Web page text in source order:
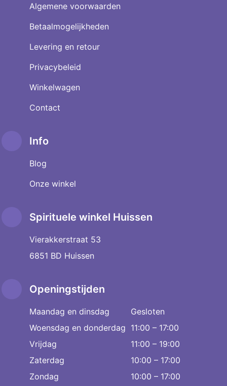
Algemene voorwaarden
Betaalmogelijkheden
Levering en retour
Privacybeleid
Winkelwagen
Contact
Info
Blog
Onze winkel
Spirituele winkel Huissen
Vierakkerstraat 53
6851 BD Huissen
Openingstijden
Maandag en dinsdag
Gesloten
Woensdag en donderdag 11:00 – 17:00
Vrijdag
11:00 – 19:00
Zaterdag
10:00 – 17:00
Zondag
10:00 – 17:00